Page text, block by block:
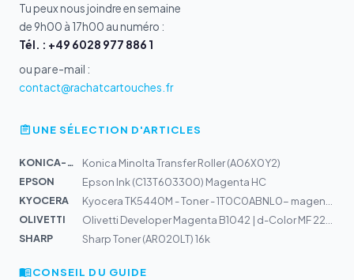
Tu peux nous joindre en semaine
de 9h00 à 17h00 au numéro :
Tél. : +49 6028 977 886 1
ou par e-mail :
contact@rachatcartouches.fr
UNE SÉLECTION D'ARTICLES
KONICA-MIN...
Konica Minolta Transfer Roller (A06X0Y2)
EPSON
Epson Ink (C13T603300) Magenta HC
KYOCERA
OLIVETTI
SHARP
Sharp Toner (AR020LT) 16k
CONSEIL DU GUIDE